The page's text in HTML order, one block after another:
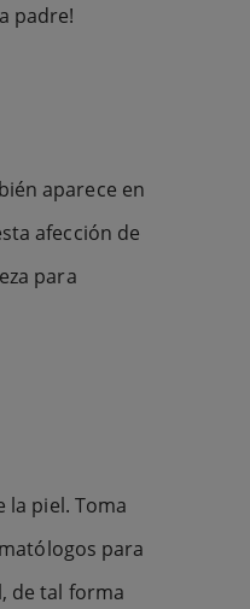
padre!
aparece en
afección de
para
la piel. Toma
para
de tal forma